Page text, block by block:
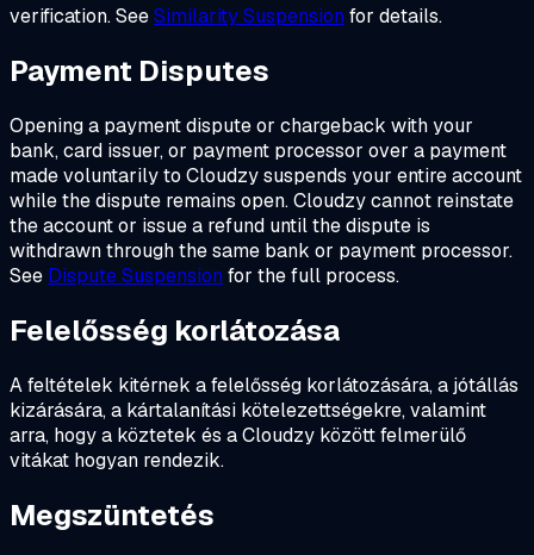
verification. SeeSimilarity Suspension for details.
Payment Disputes
Opening a payment dispute or chargeback with your
bank, card issuer, or payment processor over a payment
made voluntarily to Cloudzy suspends your entire account
while the dispute remains open. Cloudzy cannot reinstate
the account or issue a refund until the dispute is
withdrawn through the same bank or payment processor.
See Dispute Suspension for the full process.
Felelősség korlátozása
A feltételek kitérnek a felelősség korlátozására, a jótállás
kizárására, a kártalanítási kötelezettségekre, valamint
arra, hogy a köztetek és a Cloudzy között felmerülő
vitákat hogyan rendezik.
Megszüntetés